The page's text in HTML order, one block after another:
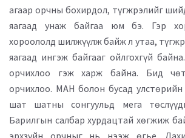
агаар орчны бохирдол, түгжрэлийг
яагаад унаж байгаа юм бэ. Гэр
хороололд шилжүүлж байж л утаа,
яагаад ингэж байгааг ойлгохгүй
орчихлоо гэж харж байна. Бид
орчихлоо. МАН болон бусад улстөрийн
шат шатны сонгуульд мега
Барилгын салбар хурдацтай хөгжиж